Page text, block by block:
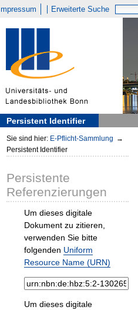
Impressum Erweiterte Suche
Persistent Identifier
Sie sind hier: E-Pflicht-Sammlung →
Persistent Identifier
Persistente
Referenzierungen
Um dieses digitale
Dokument zu zitieren,
verwenden Sie bitte
folgenden Uniform
Resource Name (URN)
Um dieses digitale